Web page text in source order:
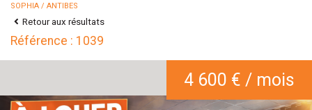
SOPHIA / ANTIBES
Retour aux résultats
Référence : 1039
4 600 € / mois